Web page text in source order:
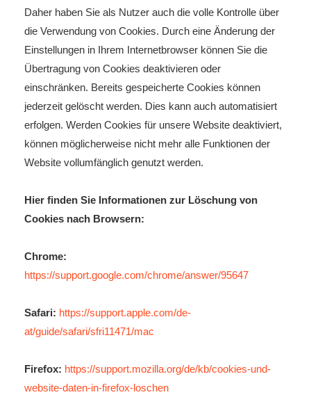
Daher haben Sie als Nutzer auch die volle Kontrolle über
die Verwendung von Cookies. Durch eine Änderung der
Einstellungen in Ihrem Internetbrowser können Sie die
Übertragung von Cookies deaktivieren oder
einschränken. Bereits gespeicherte Cookies können
jederzeit gelöscht werden. Dies kann auch automatisiert
erfolgen. Werden Cookies für unsere Website deaktiviert,
können möglicherweise nicht mehr alle Funktionen der
Website vollumfänglich genutzt werden.
Hier finden Sie Informationen zur Löschung von
Cookies nach Browsern:
Chrome:
https://support.google.com/chrome/answer/95647
Safari: https://support.apple.com/de-
at/guide/safari/sfri11471/mac
Firefox: https://support.mozilla.org/de/kb/cookies-und-
website-daten-in-firefox-loschen